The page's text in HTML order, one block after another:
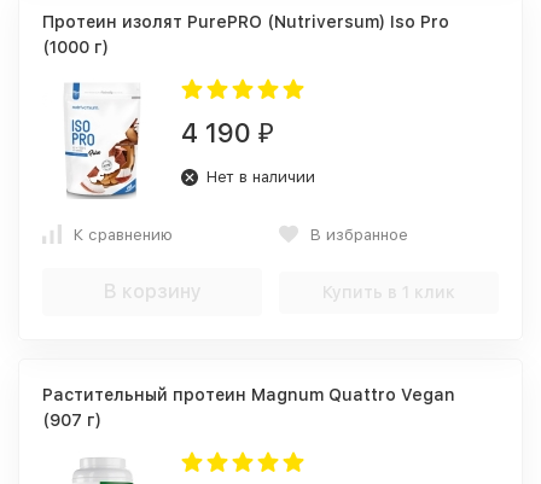
Протеин изолят PurePRO (Nutriversum) Iso Pro
(1000 г)
4 190 ₽
Нет в наличии
К сравнению В избранное
В корзину Купить в 1 клик
Растительный протеин Magnum Quattro Vegan
(907 г)